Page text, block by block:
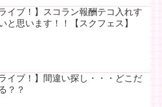
ライブ！】スコラン報酬テコ入れす
と思います！！【スクフェス】
ライブ！】間違い探し・・・どこだ
？？